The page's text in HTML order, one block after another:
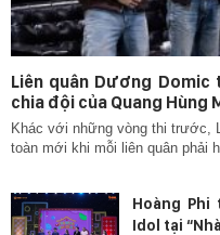
Liên quân Dương Domic
chia đội của Quang Hùng
Khác với những vòng thi trước,
toàn mới khi mỗi liên quân phải
Hoàng
Idol tại